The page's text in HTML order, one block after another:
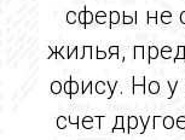
сферы не
жилья,
офису. Но
счет